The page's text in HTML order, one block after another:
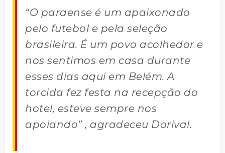
“O paraense é um apaixonado
pelo futebol e pela seleção
brasileira. É um povo acolhedor e
nos sentimos em casa durante
esses dias aqui em Belém. A
torcida fez festa na recepção do
hotel, esteve sempre nos
apoiando” , agradeceu Dorival.